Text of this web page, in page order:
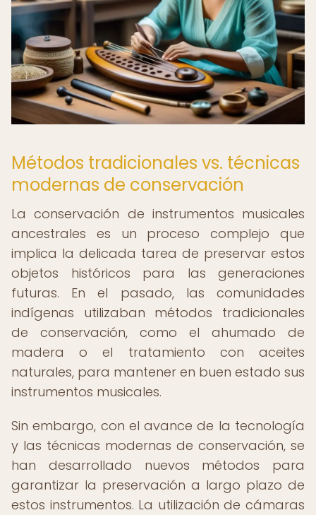
Métodos tradicionales vs. técnicas
modernas de conservación
La conservación de instrumentos musicales
ancestrales es un proceso complejo que
implica la delicada tarea de preservar estos
objetos históricos para las generaciones
futuras. En el pasado, las comunidades
indígenas utilizaban métodos tradicionales
de conservación, como el ahumado de
madera o el tratamiento con aceites
naturales, para mantener en buen estado sus
instrumentos musicales.
Sin embargo, con el avance de la tecnología
y las técnicas modernas de conservación, se
han desarrollado nuevos métodos para
garantizar la preservación a largo plazo de
estos instrumentos. La utilización de cámaras